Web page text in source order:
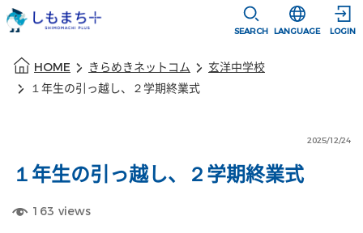
SEARCH
選択すると言
LANGUAGE LOGIN
HOME きらめきネットコム
玄洋中学校
１年生の引っ越し、２学期終業式
2025/12/24
１年生の引っ越し、２学期終業式
163 views